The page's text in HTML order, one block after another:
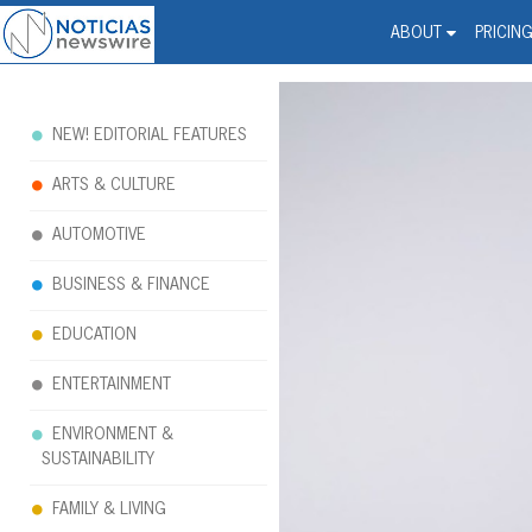
ABOUT PRICING
Noticias Newswire -
NEW! EDITORIAL FEATURES
ARTS & CULTURE
AUTOMOTIVE
BUSINESS & FINANCE
EDUCATION
ENTERTAINMENT
ENVIRONMENT &
SUSTAINABILITY
FAMILY & LIVING